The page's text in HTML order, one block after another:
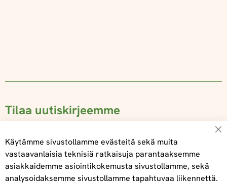
Tilaa uutiskirjeemme
Tilaa
Käytämme sivustollamme evästeitä sekä muita
vastaavanlaisia teknisiä ratkaisuja parantaaksemme
asiakkaidemme asiointikokemusta sivustollamme, sekä
analysoidaksemme sivustollamme tapahtuvaa liikennettä.